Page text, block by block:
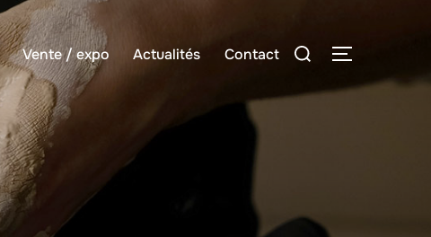
Vente / expo Actualités Contact
PERMUTER